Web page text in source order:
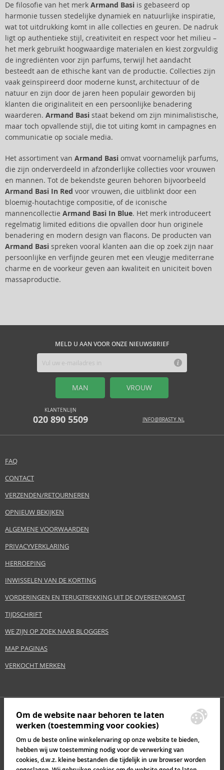
De filosofie van het merk Armand Basi is gebaseerd op
harmonie tussen stedelijke dynamiek en natuurlijke inspiratie,
wat tot uitdrukking komt in alle collecties en geuren. De nadruk
ligt op authentieke stijl, creativiteit en respect voor het milieu –
het merk gebruikt hoogwaardige materialen en kiest zorgvuldig
de ingrediënten voor zijn parfums, terwijl het aandacht
besteedt aan de ethische kant van de productie. Collecties zijn
vaak geïnspireerd door moderne kunst, architectuur of de
natuur en zijn door de jaren heen populair geworden bij
klanten die originaliteit en een persoonlijke benadering
waarderen. Armand Basi staat bekend om zijn minimalistische,
maar toch opvallende stijl, die tot uiting komt in campagnes en
communicatie op sociale media.
Het assortiment van Armand Basi omvat voornamelijk parfums,
die zijn onderverdeeld in afzonderlijke collecties voor vrouwen
en mannen. Tot de bekendste geuren behoren bijvoorbeeld
Armand Basi In Red voor vrouwen, die uitblinkt door een
bloemig-houtachtige compositie, of de iconische
mannencollectie Armand Basi In Blue. Het merk introduceert
regelmatig limited editions die opvallen door hun originele
benadering en modern design van flacons. De producten van
Armand Basi spreken vooral klanten aan die op zoek zijn naar
persoonlijke en verfijnde geuren met een vleugje mediterrane
charme en de voorkeur geven aan kwaliteit en uniciteit boven
massaproductie.
MELD U AAN VOOR ONZE NIEUWSBRIEF
MAN VROUW
KLANTENLIJN
020 890 5509 INFO@BRASTY.NL
FAQ
CONTACT
VERZENDEN/RETOURNEREN
OPNIEUW BEKIJKEN
ALGEMENE VOORWAARDEN
PRIVACYVERKLARING
HERROEPING
INWISSELEN VAN DE KORTING
VORDERINGEN EN TERUGTREKKING UIT DE OVEREENKOMST
TIJDSCHRIFT
WE ZIJN OP ZOEK NAAR BLOGGERS
MAP PAGINAS
VERKOCHT MERKEN
Om de website naar behoren te laten
werken (toestemming voor cookies)
Om u de beste online winkelervaring op onze website te bieden,
hebben wij uw toestemming nodig voor de verwerking van
cookies, d.w.z. kleine bestanden die tijdelijk in uw browser worden